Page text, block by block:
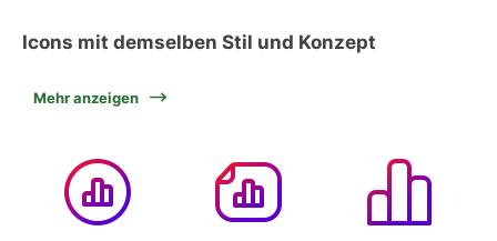
Icons mit demselben Stil und Konzept
Mehr anzeigen